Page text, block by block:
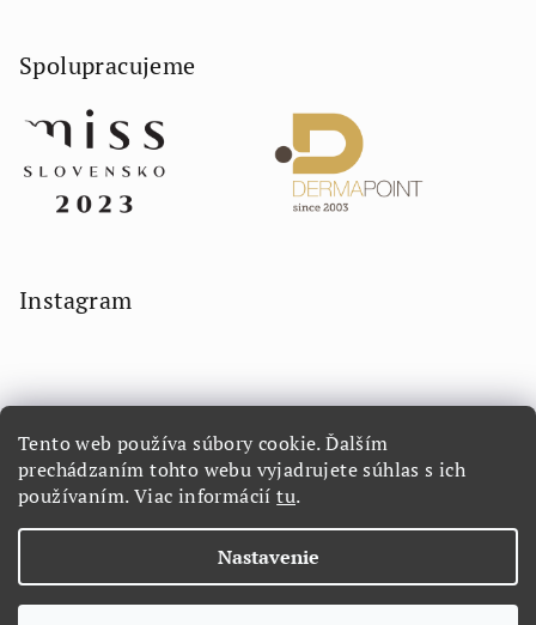
Tento web používa súbory cookie. Ďalším
prechádzaním tohto webu vyjadrujete súhlas s ich
používaním. Viac informáciítu.
Nastavenie
Spolupracujeme
Instagram
Sledovať na Instagrame
Copyright 2026LORETTA.SK. Všetky práva vyhradené.